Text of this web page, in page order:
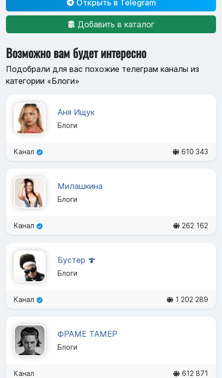
Открыть в Telegram
Добавить в каталог
Возможно вам будет интересно
Подобрали для вас похожие телеграм каналы из
категории «Блоги»
Аня Ищук
Блоги
Канал 610 343
Милашкина
Блоги
Канал 262 162
Бустер 🍄
Блоги
Канал 1 202 289
ФРАМЕ ТАМЕР
Блоги
Канал 612 871